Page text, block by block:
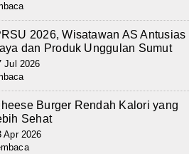
2026, Wisatawan AS Antusias
dan Produk Unggulan Sumut
Jul 2026
Burger Rendah Kalori yang
Sehat
Apr 2026